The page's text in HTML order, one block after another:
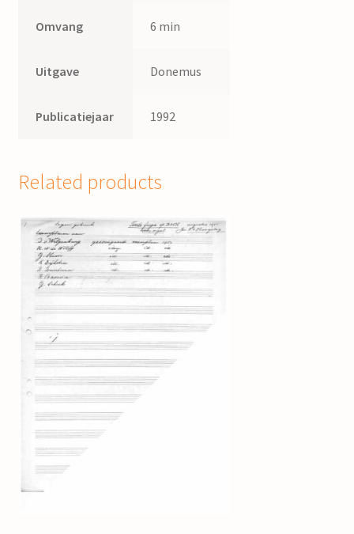
Omvang 6 min
Uitgave Donemus
Publicatiejaar 1992
Related products